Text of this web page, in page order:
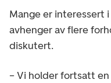
Mange er interessert
avhenger av flere
diskutert.
– Vi holder fortsatt